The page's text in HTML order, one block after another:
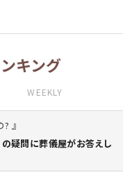
キング
WEEKLY
?
の疑問に葬儀屋がお答えし